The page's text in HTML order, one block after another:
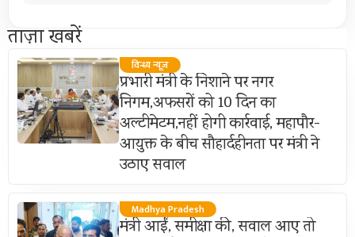
ताज़ा खबरें
विन्ध्य न्यूज़
प्रभारी मंत्री के निशाने पर नगर
निगम,अफसरों को 10 दिन का
अल्टीमेटम,नहीं होगी कार्रवाई, महापौर-
आयुक्त के बीच सौहार्दहीनता पर मंत्री ने
उठाए सवाल
Madhya Pradesh
मंत्री आईं, समीक्षा की, सवाल आए तो